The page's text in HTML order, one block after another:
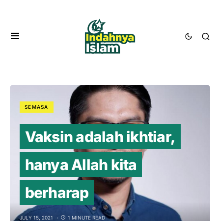
SEMASA
Vaksin adalah ikhtiar,
hanya Allah kita
berharap
JULY 15, 2021 1 MINUTE READ